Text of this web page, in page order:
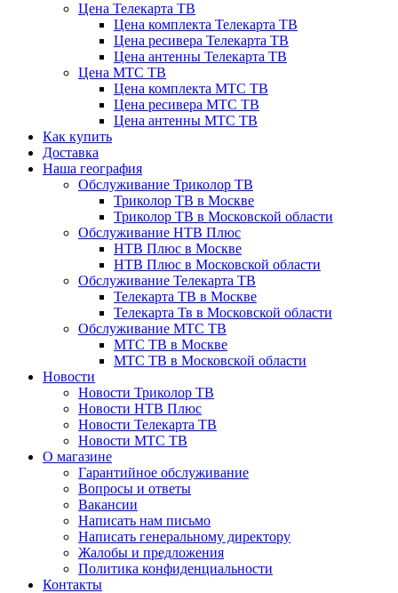
Цена Телекарта ТВ
Цена комплекта Телекарта ТВ
Цена ресивера Телекарта ТВ
Цена антенны Телекарта ТВ
Цена МТС ТВ
Цена комплекта МТС ТВ
Цена ресивера МТС ТВ
Цена антенны МТС ТВ
Как купить
Доставка
Наша география
Обслуживание Триколор ТВ
Триколор ТВ в Москве
Триколор ТВ в Московской области
Обслуживание НТВ Плюс
НТВ Плюс в Москве
НТВ Плюс в Московской области
Обслуживание Телекарта ТВ
Телекарта ТВ в Москве
Телекарта Тв в Московской области
Обслуживание МТС ТВ
МТС ТВ в Москве
МТС ТВ в Московской области
Новости
Новости Триколор ТВ
Новости НТВ Плюс
Новости Телекарта ТВ
Новости МТС ТВ
О магазине
Гарантийное обслуживание
Вопросы и ответы
Вакансии
Написать нам письмо
Написать генеральному директору
Жалобы и предложения
Политика конфиденциальности
Контакты